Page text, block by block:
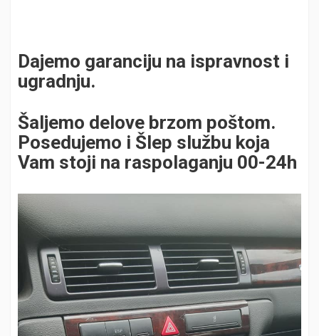
Dajemo garanciju na ispravnost i
ugradnju.
Šaljemo delove brzom poštom.
Posedujemo i Šlep službu koja
Vam stoji na raspolaganju 00-24h